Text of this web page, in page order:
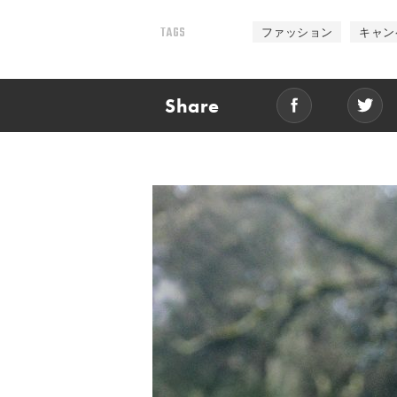
TAGS ファッション キャ
Share